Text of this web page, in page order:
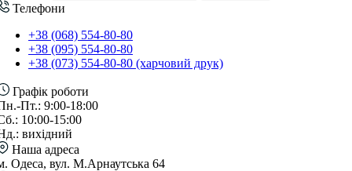
Телефони
+38 (068) 554-80-80
+38 (095) 554-80-80
+38 (073) 554-80-80 (харчовий друк)
Графік роботи
Пт.: 9:00-18:00
10:00-15:00
вихідний
Наша адреса
Одеса, вул. М.Арнаутська 64